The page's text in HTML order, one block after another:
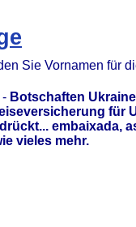
Sie Vornamen für
- Botschaften Ukraine
für
vieles mehr.